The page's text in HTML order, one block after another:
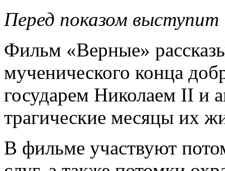
Перед показом
Фильм «Верные»
мученического конца
государем Николаем II и
трагические месяцы их
В фильме участвуют